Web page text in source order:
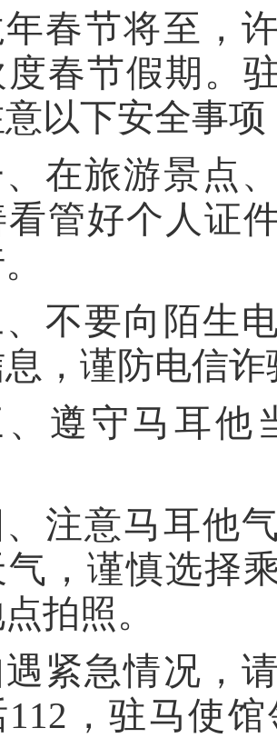
春节将至，
度春节假期。
以下安全事项
在旅游景点
管好个人证
不要向陌生
息，谨防电信诈
遵守马耳他
注意马耳他
气，谨慎选择
拍照。
紧急情况，
112，驻马使馆